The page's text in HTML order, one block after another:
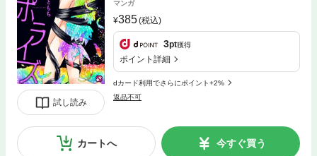
試し読み
マンガ
385(税込)
3pt獲得
ポイント詳細
dカード利用でさらにポイント+2%
返品不可
カートへ 今すぐ買う